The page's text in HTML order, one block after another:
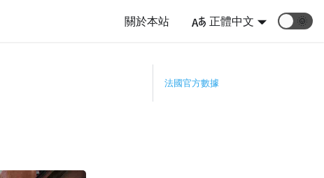
關於本站 正體中文 🌞
法國官方數據